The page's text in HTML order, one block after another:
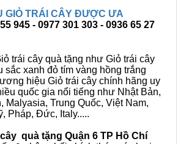
GIỎ TRÁI CÂY ĐƯỢC ƯA
945 - 0977 301 303 - 0936 65 27
trái cây quà tặng như Giỏ trái cây
sắc xanh đỏ tím vàng hồng trắng
hiệu Giỏ trái cây chính hãng uy
quốc gia nổi tiếng như Nhật Bản,
Malyasia, Trung Quốc, Việt Nam,
Pháp, Đức, Italy.....
quà tặng Quận 6 TP Hồ Chí